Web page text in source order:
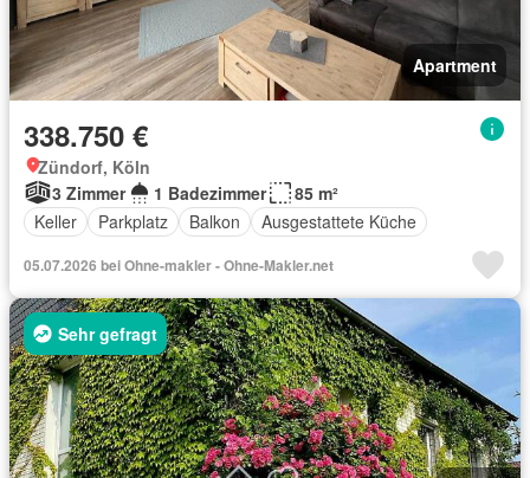
Apartment
338.750 €
Zündorf, Köln
3 Zimmer
1 Badezimmer
85 m²
Keller
Parkplatz Balkon Ausgestattete Küche
05.07.2026 bei Ohne-makler - Ohne-Makler.net
Sehr gefragt